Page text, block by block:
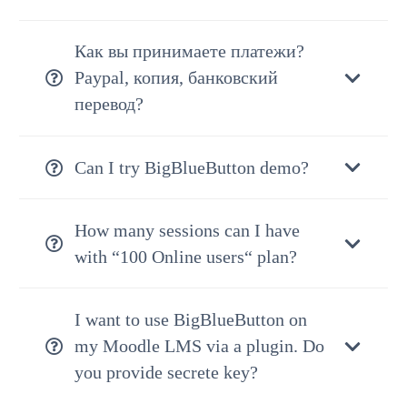
Как вы принимаете платежи?
Paypal, копия, банковский
перевод?
Can I try BigBlueButton demo?
How many sessions can I have
with “100 Online users“ plan?
I want to use BigBlueButton on
my Moodle LMS via a plugin. Do
you provide secrete key?